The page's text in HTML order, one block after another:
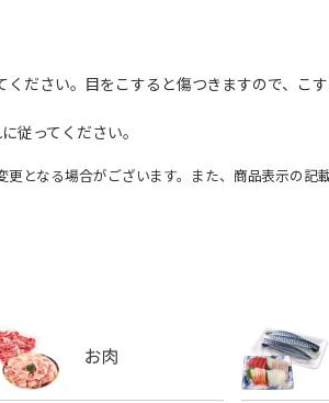
ださい。目をこすると傷つきますので、こ
従ってください。
となる場合がございます。また、商品表示の記